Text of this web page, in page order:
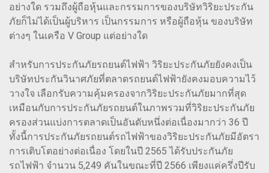
อย่างใด รวมถึงผู้ถือหุ้นและกรรมการของบริษัทวิริยะประกัน
ภัยก็ไม่ได้เป็นผู้บริหาร เป็นกรรมการ หรือผู้ถือหุ้น ของบริษัท
ต่างๆ ในเครือ V Group แต่อย่างใด
สำหรับการประกันภัยรถยนต์ไฟฟ้า วิริยะประกันภัยยังคงเป็น
บริษัทประกันวินาศภัยที่ตลาดรถยนต์ไฟฟ้ายังคงมอบความไว้
วางใจ เลือกรับความคุ้มครองจากวิริยะประกันภัยมากที่สุด
เหมือนกับการประกันภัยรถยนต์ในภาพรวมที่วิริยะประกันภัย
ครองส่วนแบ่งการตลาดเป็นอันดับหนึ่งต่อเนื่องมากว่า 36 ปี
ทั้งนี้การประกันภัยรถยนต์รถไฟฟ้าของวิริยะประกันภัยมีอัตรา
การเติบโตอย่างต่อเนื่อง โดยในปี 2565 ได้รับประกันภัย
รถไฟฟ้า จำนวน 5,249 คันในขณะที่ปี 2566 เพียงแค่ครึ่งปีรับ